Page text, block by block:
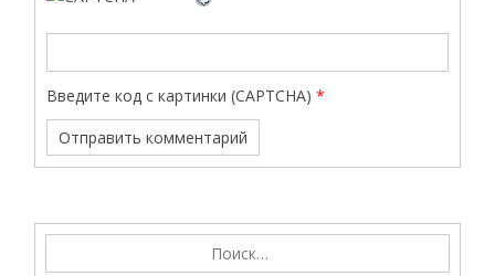
Введите код с картинки (CAPTCHA) *